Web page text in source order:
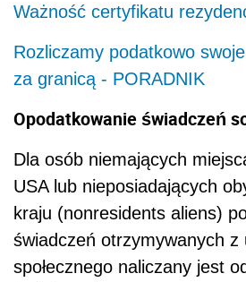
Ważność certyfikatu
Rozliczamy podatkowo
za granicą - PORADNIK
Opodatkowanie świadczeń
Dla osób niemających
USA lub nieposiadających
kraju (nonresidents aliens)
świadczeń otrzymywanych z
społecznego naliczany jest